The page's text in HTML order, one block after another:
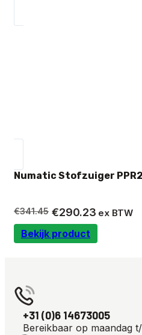
Numatic Stofzuiger
€341.45
Oorspronkelijke
prijs
was:
€290.23
Huidige
prijs
is:
ex BTW
Bekijk product
+31 (0)6 14673005
Bereikbaar op maandag